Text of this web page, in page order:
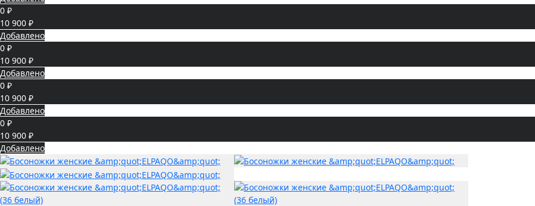
0 ₽
10 900 ₽
Добавлено
0 ₽
10 900 ₽
Добавлено
0 ₽
10 900 ₽
Добавлено
0 ₽
10 900 ₽
Добавлено